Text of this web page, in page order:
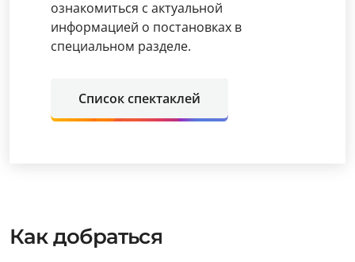
ознакомиться с актуальной
информацией о постановках в
специальном разделе.
Список спектаклей
Как добраться